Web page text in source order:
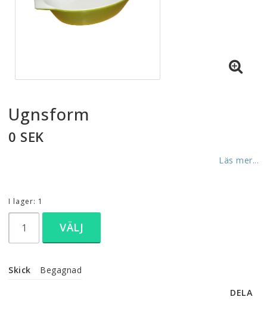
Ugnsform
0 SEK
Läs mer...
I lager: 1
VÄLJ
Skick
Begagnad
DELA